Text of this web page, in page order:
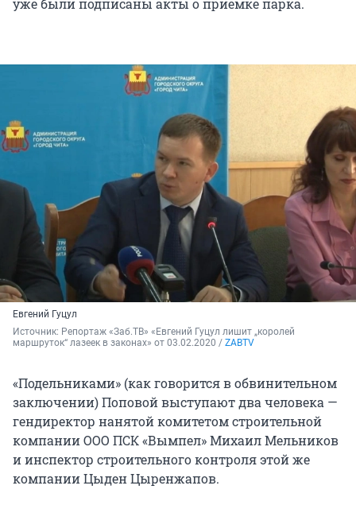
уже были подписаны акты о приемке парка.
Евгений Гуцул
Источник: Репортаж «Заб.ТВ» «Евгений Гуцул лишит „королей
маршруток“ лазеек в законах» от 03.02.2020 / ZABTV
«Подельниками» (как говорится в обвинительном
заключении) Поповой выступают два человека —
гендиректор нанятой комитетом строительной
компании ООО ПСК «Вымпел» Михаил Мельников
и инспектор строительного контроля этой же
компании Цыден Цыренжапов.